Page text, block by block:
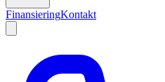
FinansieringKontakt